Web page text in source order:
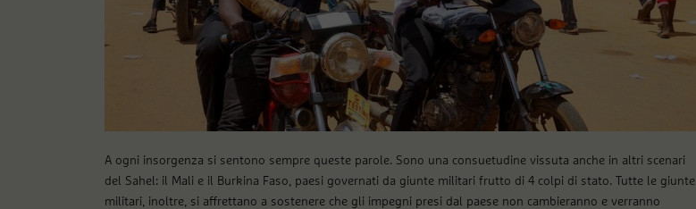
A ogni insorgenza si sentono sempre queste parole. Sono una consuetudine vissuta anche in altri scenari
del Sahel: il Mali e il Burkina Faso, paesi governati da giunte militari frutto di 4 colpi di stato. Tutte le giunte
militari, inoltre, si affrettano a sostenere che gli impegni presi dal paese non cambieranno e verranno